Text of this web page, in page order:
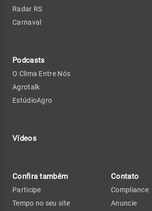
Radar RS
Carnaval
Podcasts
O Clima Entre Nós
Agrotalk
EstúdioAgro
Vídeos
Confira também
Participe
Tempo no seu site
Contato
Compliance
Anuncie